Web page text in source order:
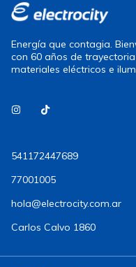
Energía que contagia.
con 60 años de
materiales eléctricos e
541172447689
77001005
hola@electrocity.com.ar
Carlos Calvo 1860